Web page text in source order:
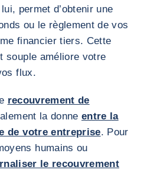
permet d’obtenir une
ou le règlement de vos
financier tiers. Cette
souple améliore votre
flux.
recouvrement de
la donne entre la
de votre entreprise. Pour
humains ou
le recouvrement